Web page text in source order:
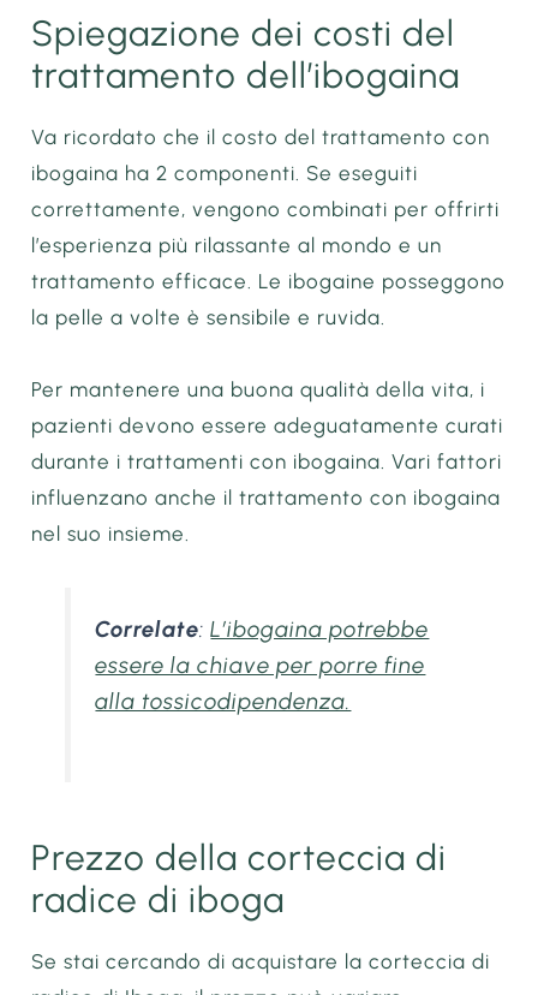
Spiegazione dei costi del
trattamento dell’ibogaina
Va ricordato che il costo del trattamento con
ibogaina ha 2 componenti. Se eseguiti
correttamente, vengono combinati per offrirti
l’esperienza più rilassante al mondo e un
trattamento efficace. Le ibogaine posseggono
la pelle a volte è sensibile e ruvida.
Per mantenere una buona qualità della vita, i
pazienti devono essere adeguatamente curati
durante i trattamenti con ibogaina. Vari fattori
influenzano anche il trattamento con ibogaina
nel suo insieme.
Correlate:L’ibogaina potrebbe
essere la chiave per porre fine
alla tossicodipendenza.
Prezzo della corteccia di
radice di iboga
Se stai cercando di acquistare la corteccia di